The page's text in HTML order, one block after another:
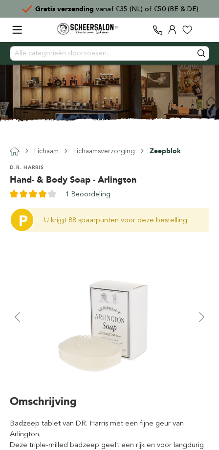
Gratis verzending vanaf €35 (NL) of €50 (BE & DE)
Lichaam Lichaamsverzorging Zeepblok
Hand- & Body Soap - Arlington
D.R. HARRIS
1 Beoordeling
P U krijgt 88 spaarpunten voor deze bestelling
Omschrijving
Badzeep tablet van DR. Harris met een fijne geur van
Arlington.
Deze triple-milled badzeep geeft een rijk en voor langdurig